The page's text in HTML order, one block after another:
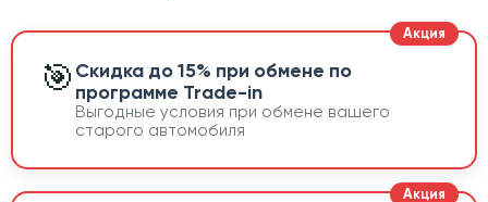
🎯 Скидка до 15% при обмене по
программе Trade-in
Выгодные условия при обмене вашего
старого автомобиля